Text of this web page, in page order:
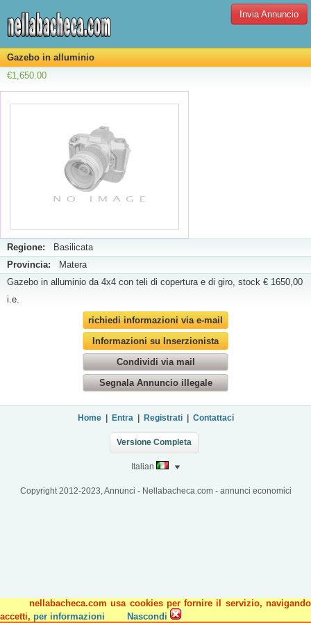
nellabacheca.com usa cookies per fornire il servizio, navigando
accetti, per informazioni Nascondi
Invia Annuncio
Gazebo in alluminio
€1,650.00
Regione: Basilicata
Provincia: Matera
Gazebo in alluminio da 4x4 con teli di copertura e di giro, stock € 1650,00
i.e.
richiedi informazioni via e-mail
Informazioni su Inserzionista
Condividi via mail
Segnala Annuncio illegale
Home| Entra Registrati| Contattaci
Versione Completa
Italian
Copyright 2012-2023, Annunci - Nellabacheca.com - annunci economici